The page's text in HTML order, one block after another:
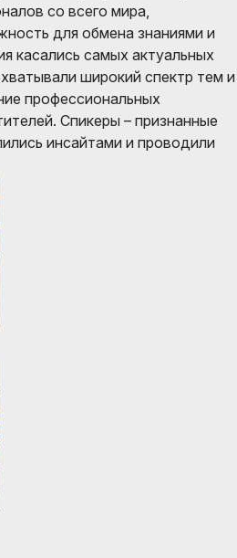
со всего мира,
для обмена знаниями и
касались самых актуальных
широкий спектр тем и
профессиональных
Спикеры – признанные
инсайтами и проводили